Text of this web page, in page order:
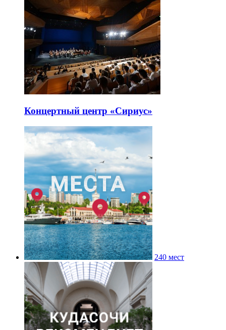
Концертный центр «Сириус»
240 мест